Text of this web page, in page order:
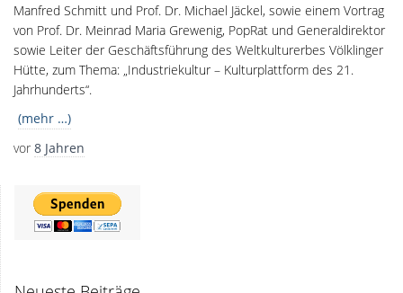
Manfred Schmitt und Prof. Dr. Michael Jäckel, sowie einem Vortrag
von Prof. Dr. Meinrad Maria Grewenig, PopRat und Generaldirektor
sowie Leiter der Geschäftsführung des Weltkulturerbes Völklinger
Hütte, zum Thema: „Industriekultur – Kulturplattform des 21.
Jahrhunderts“.
(mehr …)
vor 8 Jahren